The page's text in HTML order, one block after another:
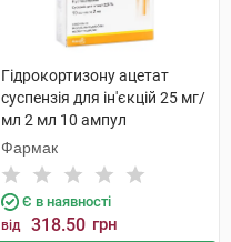
Гідрокортизону ацетат
суспензія для ін'єкцій 25 мг/
мл 2 мл 10 ампул
Фармак
Є в наявності
від 318.50 грн